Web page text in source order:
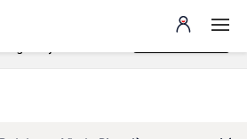
ALLEZ VOIR